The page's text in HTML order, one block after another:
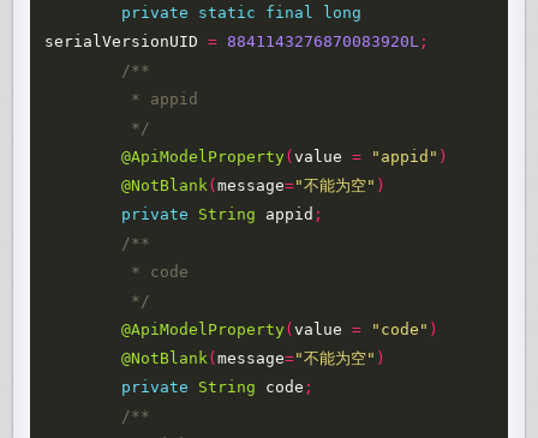
private static final
long
serialVersionUID
= 8841143276870083920L ;
/**
	 */
@ApiModelProperty(value = "appid" )
@NotBlank(message="不能为空" )
private
String appid ;
/**
	 */
@ApiModelProperty(value = "code" )
@NotBlank(message="不能为空" )
private
String code ;
/**